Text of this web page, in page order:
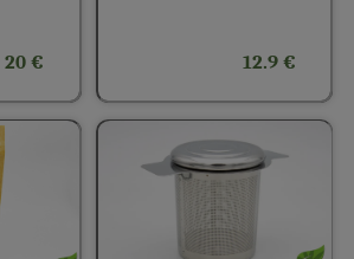
20 € 12.9 €